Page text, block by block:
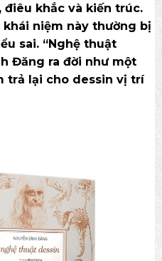
điêu khắc và kiến trúc.
niệm này thường bị
sai. “Nghệ thuật
Đăng ra đời như một
trả lại cho dessin vị trí